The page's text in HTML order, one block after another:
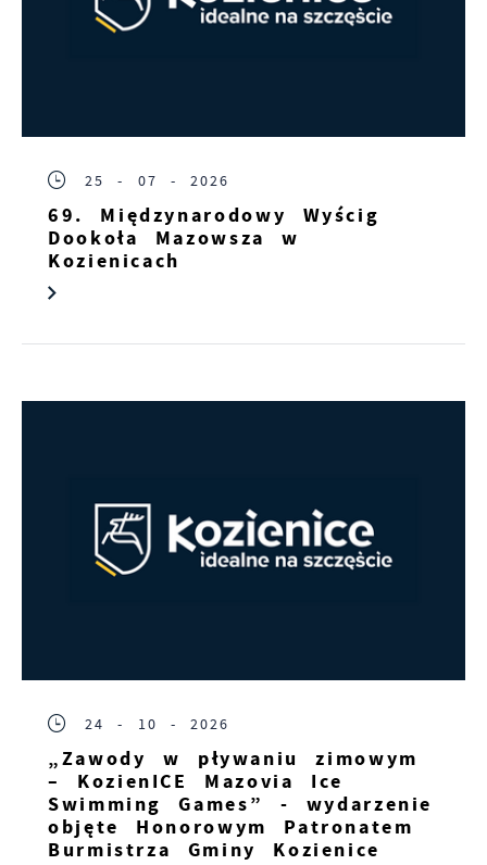
25 - 07 - 2026
69. Międzynarodowy Wyścig
Dookoła Mazowsza w
Kozienicach
24 - 10 - 2026
„Zawody w pływaniu zimowym
– KozienICE Mazovia Ice
Swimming Games” - wydarzenie
objęte Honorowym Patronatem
Burmistrza Gminy Kozienice